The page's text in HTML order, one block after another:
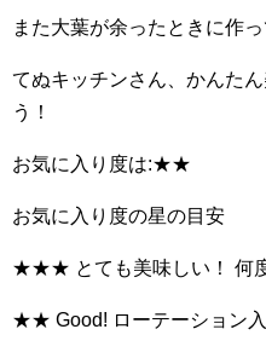
また大葉が余ったときに作っ
てぬキッチンさん、かんた
う！
お気に入り度は:★★
お気に入り度の星の目安
★★★ とても美味しい！ 何度
★★ Good! ローテーション入